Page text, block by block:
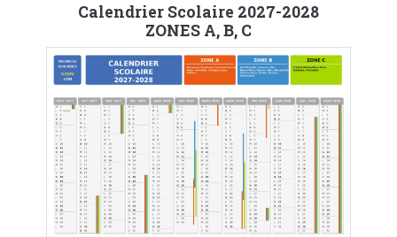
Calendrier Scolaire 2027-2028
ZONES A, B, C